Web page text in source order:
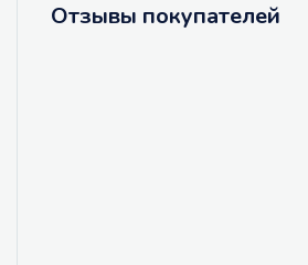
Отзывы покупателей